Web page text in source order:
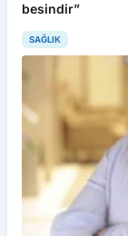
besindir”
SAĞLIK